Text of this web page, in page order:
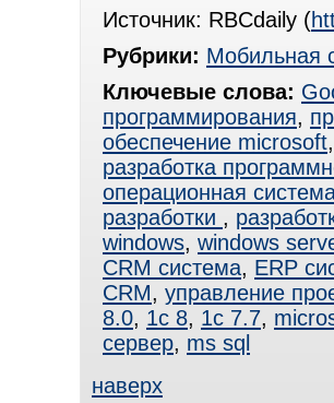
Источник: RBCdaily (
Рубрики: Мобильная
Ключевые слова:
программирования,
обеспечение microsoft
разработка
операционная
разработки ,
windows, windows
CRM система, ERP
CRM, управление
8.0, 1с 8, 1с 7.7,
сервер, ms sql
наверх